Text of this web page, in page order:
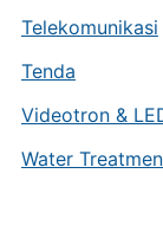
Telekomunikasi
Tenda
Videotron &
Water